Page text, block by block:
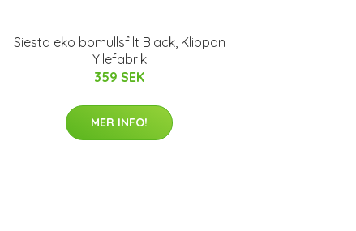
Siesta eko bomullsfilt Black, Klippan
Yllefabrik
359 SEK
MER INFO!